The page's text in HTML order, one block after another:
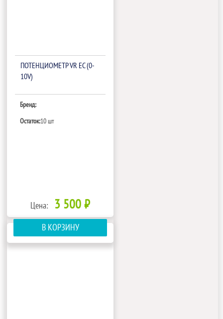
ПОТЕНЦИОМЕТР VR EC (0-
10V)
Бренд:
Остаток:10 шт
Цена: 3 500 ₽
В КОРЗИНУ